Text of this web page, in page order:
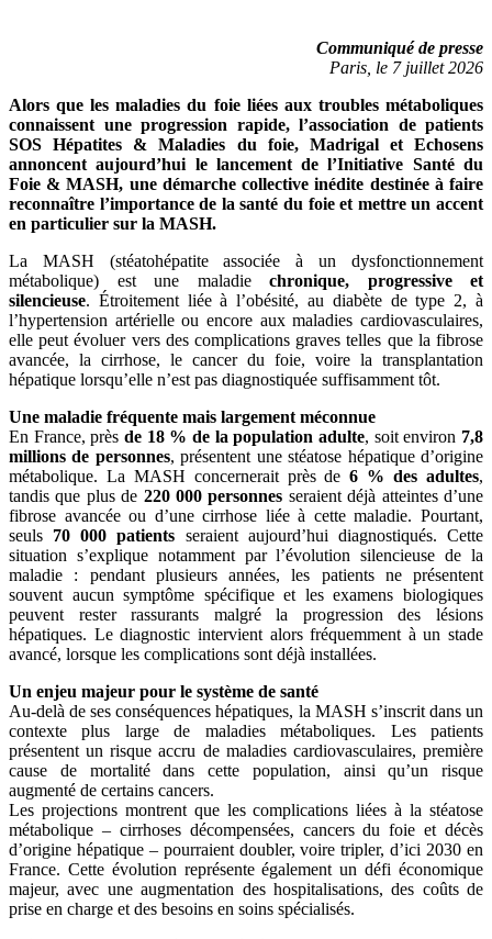
Communiqué de presse
Paris, le 7 juillet 2026
Alors que les maladies du foie liées aux troubles métaboliques
connaissent une progression rapide, l’association de patients
SOS Hépatites & Maladies du foie, Madrigal et Echosens
annoncent aujourd’hui le lancement de l’Initiative Santé du
Foie & MASH, une démarche collective inédite destinée à faire
reconnaître l’importance de la santé du foie et mettre un accent
en particulier sur la MASH.
La MASH (stéatohépatite associée à un dysfonctionnement
métabolique) est une maladie chronique, progressive et
silencieuse. Étroitement liée à l’obésité, au diabète de type 2, à
l’hypertension artérielle ou encore aux maladies cardiovasculaires,
elle peut évoluer vers des complications graves telles que la fibrose
avancée, la cirrhose, le cancer du foie, voire la transplantation
hépatique lorsqu’elle n’est pas diagnostiquée suffisamment tôt.
Une maladie fréquente mais largement méconnue
En France, près de 18 % de la population adulte, soit environ 7,8
millions de personnes, présentent une stéatose hépatique d’origine
métabolique. La MASH concernerait près de6 % des adultes,
tandis que plus de 220 000 personnes seraient déjà atteintes d’une
fibrose avancée ou d’une cirrhose liée à cette maladie. Pourtant,
seuls 70 000 patients seraient aujourd’hui diagnostiqués. Cette
situation s’explique notamment par l’évolution silencieuse de la
maladie : pendant plusieurs années, les patients ne présentent
souvent aucun symptôme spécifique et les examens biologiques
peuvent rester rassurants malgré la progression des lésions
hépatiques. Le diagnostic intervient alors fréquemment à un stade
avancé, lorsque les complications sont déjà installées.
Un enjeu majeur pour le système de santé
Au-delà de ses conséquences hépatiques, la MASH s’inscrit dans un
contexte plus large de maladies métaboliques. Les patients
présentent un risque accru de maladies cardiovasculaires, première
cause de mortalité dans cette population, ainsi qu’un risque
augmenté de certains cancers.
Les projections montrent que les complications liées à la stéatose
métabolique – cirrhoses décompensées, cancers du foie et décès
d’origine hépatique – pourraient doubler, voire tripler, d’ici 2030 en
France. Cette évolution représente également un défi économique
majeur, avec une augmentation des hospitalisations, des coûts de
prise en charge et des besoins en soins spécialisés.